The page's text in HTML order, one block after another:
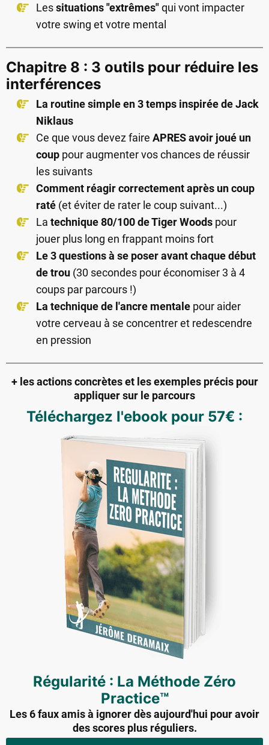
Lessituations "extrêmes"qui vont impacter
votre swing et votre mental
Chapitre 8 : 3 outils pour réduire les
interférences
La routine simple en 3 temps inspirée de Jack
Niklaus
Ce que vous devez faire APRES avoir joué un
coup pour augmenter vos chances de réussir
les suivants
Comment réagir correctement après un coup
raté (et éviter de rater le coup suivant...)
La technique 80/100 de Tiger Woods pour
jouer plus long en frappant moins fort
Le 3 questions à se poser avant chaque début
de trou (30 secondes pour économiser 3 à 4
coups par parcours !)
La technique de l'ancre mentale pour aider
votre cerveau à se concentrer et redescendre
en pression
+ les actions concrètes et les exemples précis pour
appliquer sur le parcours
Téléchargez l'ebook pour 57€ :
Régularité : La Méthode Zéro
Practice™
Les 6 faux amis à ignorer dès aujourd'hui pour avoir
des scores plus réguliers.